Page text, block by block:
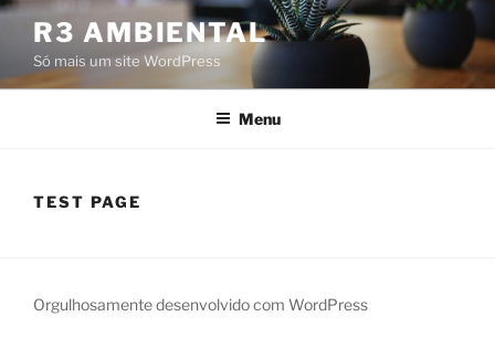
Pular
conteúdo
R3 AMBIENTAL
Só mais um site WordPress
Menu
TEST PAGE
Orgulhosamente desenvolvido com WordPress